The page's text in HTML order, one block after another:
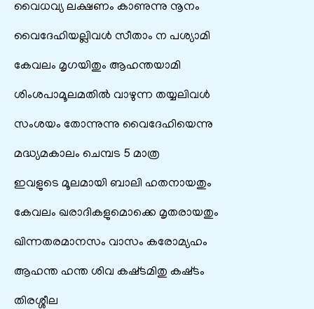
വൈധവ്യ ലക്ഷണം കാണുന്നു നൂനം
വൈദേഹിയല്ലിവള്‍ സീതാം ന പശ്യാമി
കേവലം മൃഗയിതും ആഹന്തയാമി
ശിംശപാമൂലമതില്‍ വാഴുന്ന തയ്യലിവള്‍
സംശയം തോന്നുന്നു വൈദേഹിയെന്നു
മദ്ധ്യമകാലം ചെമ്പട 5 മാത്ര
ഇവളുടെ മൂലമായി ബാലി ഹതനായതും
കേവലം ഖരാദികളുമൊക്കെ മൃതരായതും
ഖിന്നതരമാനസം വാസം കരോമ്യഹം
ആഹന്ത ഹന്ത ശിവ കഷ്‌ടമിതു കഷ്‌ടം
തിരശ്ശീല